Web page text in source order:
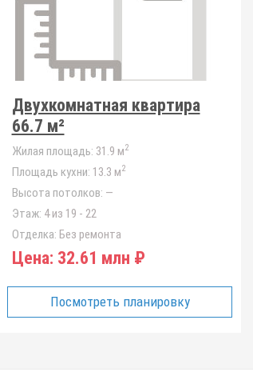
Двухкомнатная квартира
66.7 м²
Жилая площадь: 31.9 м2
Площадь кухни: 13.3 м2
Высота потолков: —
Этаж: 4 из 19 - 22
Отделка: Без ремонта
Цена: 32.61 млн ₽
Посмотреть планировку